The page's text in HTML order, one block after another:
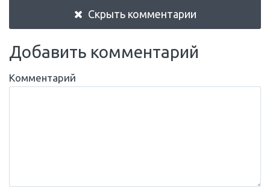
Скрыть комментарии
Добавить комментарий
Комментарий